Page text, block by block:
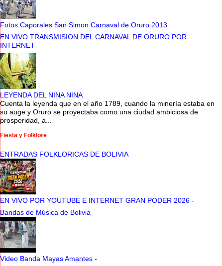
Fotos Caporales San Simon Carnaval de Oruro 2013
EN VIVO TRANSMISION DEL CARNAVAL DE ORURO POR
INTERNET
LEYENDA DEL NINA NINA
Cuenta la leyenda que en el año 1789, cuando la minería estaba en
su auge y Oruro se proyectaba como una ciudad ambiciosa de
prosperidad, a...
Fiesta y Folklore
ENTRADAS FOLKLORICAS DE BOLIVIA
EN VIVO POR YOUTUBE E INTERNET GRAN PODER 2026 -
Bandas de Música de Bolivia
Video Banda Mayas Amantes -